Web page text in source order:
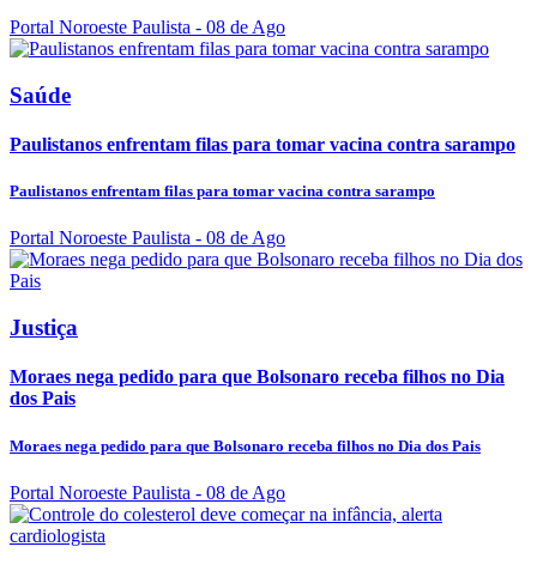
Portal Noroeste Paulista - 08 de Ago
Saúde
Paulistanos enfrentam filas para tomar vacina contra sarampo
Paulistanos enfrentam filas para tomar vacina contra sarampo
Portal Noroeste Paulista - 08 de Ago
Justiça
Moraes nega pedido para que Bolsonaro receba filhos no Dia
dos Pais
Moraes nega pedido para que Bolsonaro receba filhos no Dia dos Pais
Portal Noroeste Paulista - 08 de Ago